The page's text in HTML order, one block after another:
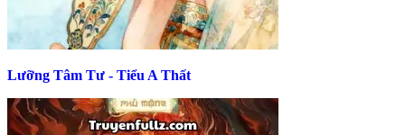
Lưỡng Tâm Tư - Tiểu A Thất